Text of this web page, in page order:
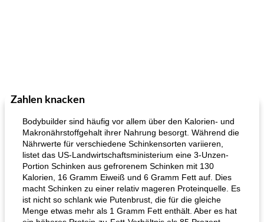
Zahlen knacken
Bodybuilder sind häufig vor allem über den Kalorien- und
Makronährstoffgehalt ihrer Nahrung besorgt. Während die
Nährwerte für verschiedene Schinkensorten variieren,
listet das US-Landwirtschaftsministerium eine 3-Unzen-
Portion Schinken aus gefrorenem Schinken mit 130
Kalorien, 16 Gramm Eiweiß und 6 Gramm Fett auf. Dies
macht Schinken zu einer relativ mageren Proteinquelle. Es
ist nicht so schlank wie Putenbrust, die für die gleiche
Menge etwas mehr als 1 Gramm Fett enthält. Aber es hat